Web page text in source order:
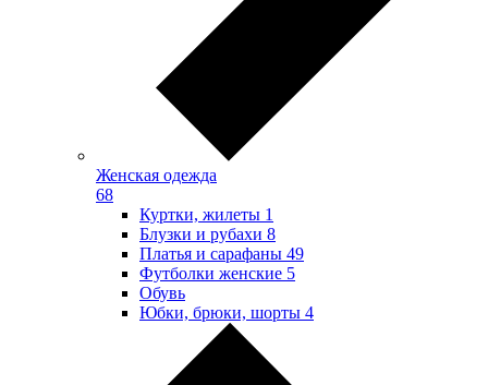
Женская одежда
68
Куртки, жилеты 1
Блузки и рубахи 8
Платья и сарафаны 49
Футболки женские 5
Обувь
Юбки, брюки, шорты 4